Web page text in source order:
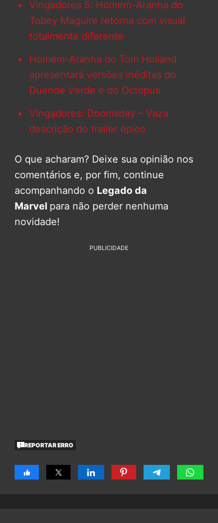
Vingadores 5: Homem-Aranha do
Tobey Maguire retorna com visual
totalmente diferente
Homem-Aranha do Tom Holland
apresentará versões inéditas do
Duende Verde e do Octopus
Vingadores: Doomsday – Vaza
descrição do trailer épico
O que acharam? Deixe sua opinião nos
comentários e, por fim, continue
acompanhando o Legado da
Marvel para não perder nenhuma
novidade!
PUBLICIDADE
REPORTAR ERRO